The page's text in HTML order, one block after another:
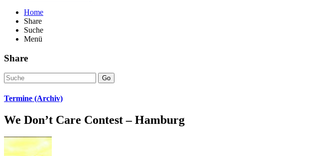
Home
Share
Suche
Menü
Share
Go
Termine (Archiv)
We Don’t Care Contest – Hamburg